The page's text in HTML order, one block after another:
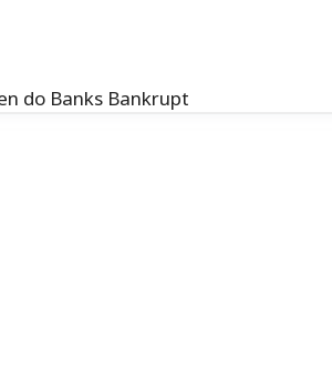
do Banks Bankrupt